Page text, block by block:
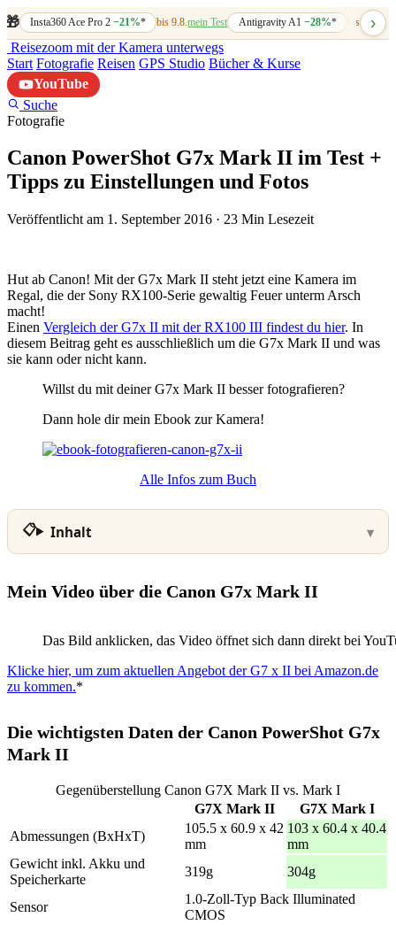
🎁 Insta360 Ace Pro 2−21%* bis 9.8.mein Test Antigravity A1 −28%* bis 7.8.
›
Reisezoom mit der Kamera unterwegs
Start Fotografie Reisen GPS Studio Bücher & Kurse
YouTube
Suche
Fotografie
Canon PowerShot G7x Mark II im Test +
Tipps zu Einstellungen und Fotos
Veröffentlicht am 1. September 2016 · 23 Min Lesezeit
Hut ab Canon! Mit der G7x Mark II steht jetzt eine Kamera im
Regal, die der Sony RX100-Serie gewaltig Feuer unterm Arsch
macht!
Einen Vergleich der G7x II mit der RX100 III findest du hier. In
diesem Beitrag geht es ausschließlich um die G7x Mark II und was
sie kann oder nicht kann.
Willst du mit deiner G7x Mark II besser fotografieren?
Dann hole dir mein Ebook zur Kamera!
Alle Infos zum Buch
Inhalt
Mein Video über die Canon G7x Mark II
Das Bild anklicken, das Video öffnet sich dann direkt bei
Klicke hier, um zum aktuellen Angebot der G7 x II bei Amazon.de
zu kommen.*
Die wichtigsten Daten der Canon PowerShot G7x
Mark II
Gegenüberstellung Canon G7X Mark II vs. Mark I
G7X Mark II
G7X Mark I
Abmessungen (BxHxT)
105.5 x 60.9 x 42
mm
103 x 60.4 x 40.4
mm
Gewicht inkl. Akku und
Speicherkarte
319g 304g
Sensor
1.0-Zoll-Typ Back Illuminated
CMOS